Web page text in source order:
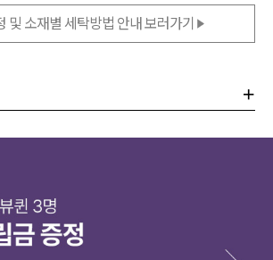
및 소재별 세탁방법 안내 보러가기